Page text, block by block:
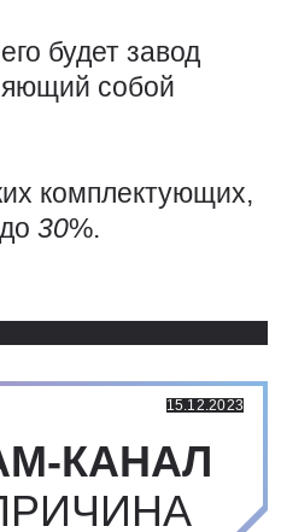
будет завод
собой
комплектующих,
30%.
15.12.2023
КАНАЛ